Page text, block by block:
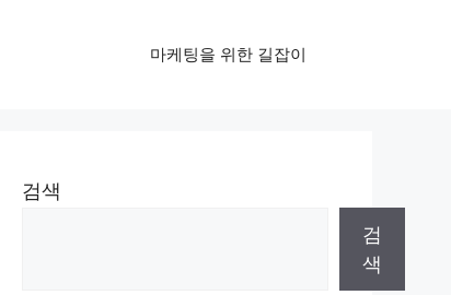
마케팅을 위한 길잡이
검색
검
색